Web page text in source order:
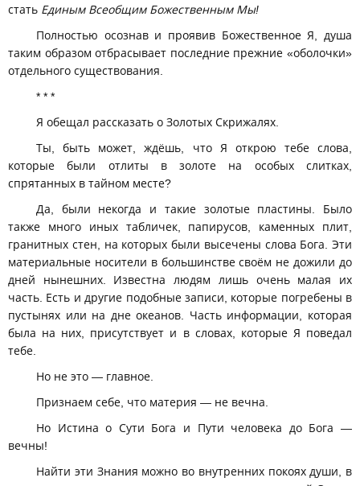
стать Единым Всеобщим Божественным Мы!
Полностью осознав и проявив Божественное Я, душа
таким образом отбрасывает последние прежние «оболочки»
отдельного существования.
* * *
Я обещал рассказать о Золотых Скрижалях.
Ты, быть может, ждёшь, что Я открою тебе слова,
которые были отлиты в золоте на особых слитках,
спрятанных в тайном месте?
Да, были некогда и такие золотые пластины. Было
также много иных табличек, папирусов, каменных плит,
гранитных стен, на которых были высечены слова Бога. Эти
материальные носители в большинстве своём не дожили до
дней нынешних. Известна людям лишь очень малая их
часть. Есть и другие подобные записи, которые погребены в
пустынях или на дне океанов. Часть информации, которая
была на них, присутствует и в словах, которые Я поведал
тебе.
Но не это — главное.
Признаем себе, что материя — не вечна.
Но Истина о Сути Бога и Пути человека до Бога —
вечны!
Найти эти Знания можно во внутренних покоях души, в